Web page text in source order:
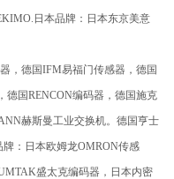
日本品牌：日本东京美意
，德国IFM易福门传感器，德国
德国RENCON编码器，德国施克
赫斯曼工业交换机。德国亨士
牌：日本欧姆龙OMRON传感
盛太克编码器，日本内密